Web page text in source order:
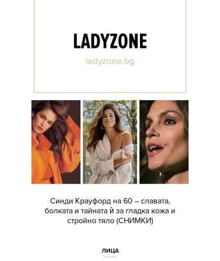
Синди Крауфорд на 60 – славата,
болката и тайната ѝ за гладка кожа и
стройно тяло (СНИМКИ)
ЛИЦА